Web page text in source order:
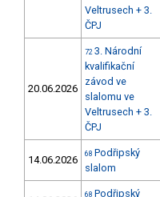
Veltrusech + 3.
ČPJ
20.06.2026
72 3. Národní
kvalifikační
závod ve
slalomu ve
Veltrusech + 3.
ČPJ
14.06.2026 68 Podřipský
slalom
68 Podřipský